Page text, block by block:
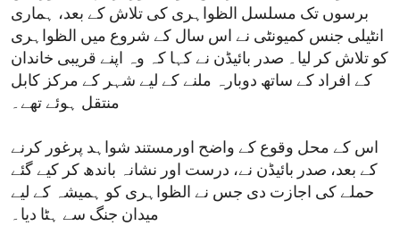
برسوں تک مسلسل الظواہری کی تلاش کے بعد، ہماری
انٹیلی جنس کمیونٹی نے اس سال کے شروع میں الظواہری
کو تلاش کر لیا۔ صدر بائیڈن نے کہا کہ وہ اپنے قریبی خاندان
کے افراد کے ساتھ دوبارہ ملنے کے لیے شہر کے مرکز کابل
منتقل ہوئے تھے۔
اس کے محل وقوع کے واضح اورمستند شواہد پرغور کرنے
کے بعد، صدر بائیڈن نے، درست اور نشانہ باندھ کر کیے گئے
حملے کی اجازت دی جس نے الظواہری کو ہمیشہ کے لیے
میدان جنگ سے ہٹا دیا۔